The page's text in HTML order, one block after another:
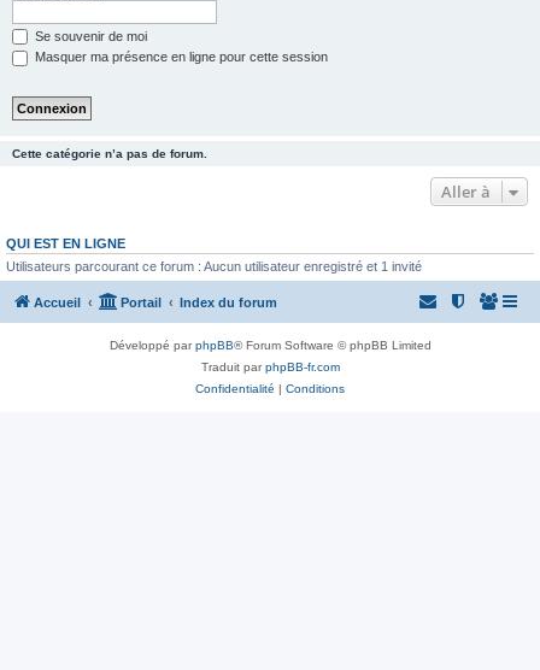
Se souvenir de moi
Masquer ma présence en ligne pour cette session
Cette catégorie n’a pas de forum.
Aller à
QUI EST EN LIGNE
Utilisateurs parcourant ce forum : Aucun utilisateur enregistré et 1 invité
Accueil Portail Index du forum
Développé parphpBB® Forum Software © phpBB Limited
Traduit parphpBB-fr.com
Confidentialité | Conditions